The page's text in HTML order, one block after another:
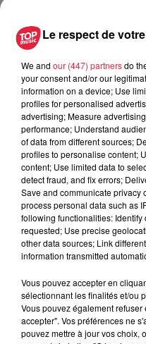
Date
19
Lieu
Organisateur https://
Tarif Gratuit
Le respect de
We and our (447) partnersdo
your consent and/or our
information on a device; Use
profiles for personalised
advertising; Measure
performance; Understand
of data from different sources;
profiles to personalise content;
content; Use limited data to
detect fraud, and fix errors;
Save and communicate privacy
process personal data such as
following functionalities:
requested; Use precise
other data sources; Link
information transmitted
Vous pouvez accepter en
sélectionnant les finalités et/ou
Vous pouvez également
accepter". Vos préférences ne
pouvez mettre à jour vos choix,